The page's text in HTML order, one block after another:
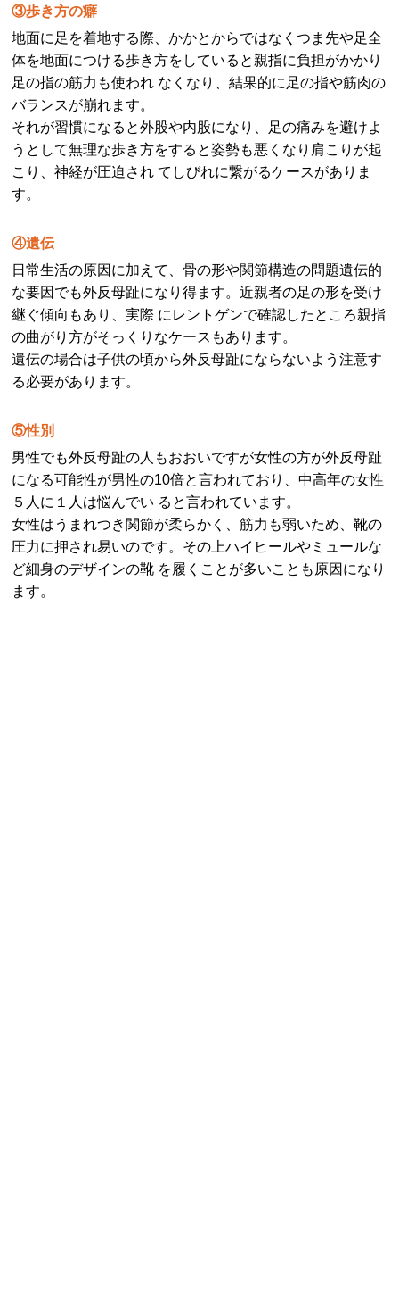
③歩き方の癖
地面に足を着地する際、かかとからではなくつま先や足全
体を地面につける歩き方をしていると親指に負担がかかり
足の指の筋力も使われ なくなり、結果的に足の指や筋肉の
バランスが崩れます。
それが習慣になると外股や内股になり、足の痛みを避けよ
うとして無理な歩き方をすると姿勢も悪くなり肩こりが起
こり、神経が圧迫され てしびれに繋がるケースがありま
す。
④遺伝
日常生活の原因に加えて、骨の形や関節構造の問題遺伝的
な要因でも外反母趾になり得ます。近親者の足の形を受け
継ぐ傾向もあり、実際 にレントゲンで確認したところ親指
の曲がり方がそっくりなケースもあります。
遺伝の場合は子供の頃から外反母趾にならないよう注意す
る必要があります。
⑤性別
男性でも外反母趾の人もおおいですが女性の方が外反母趾
になる可能性が男性の10倍と言われており、中高年の女性
５人に１人は悩んでい ると言われています。
女性はうまれつき関節が柔らかく、筋力も弱いため、靴の
圧力に押され易いのです。その上ハイヒールやミュールな
ど細身のデザインの靴 を履くことが多いことも原因になり
ます。